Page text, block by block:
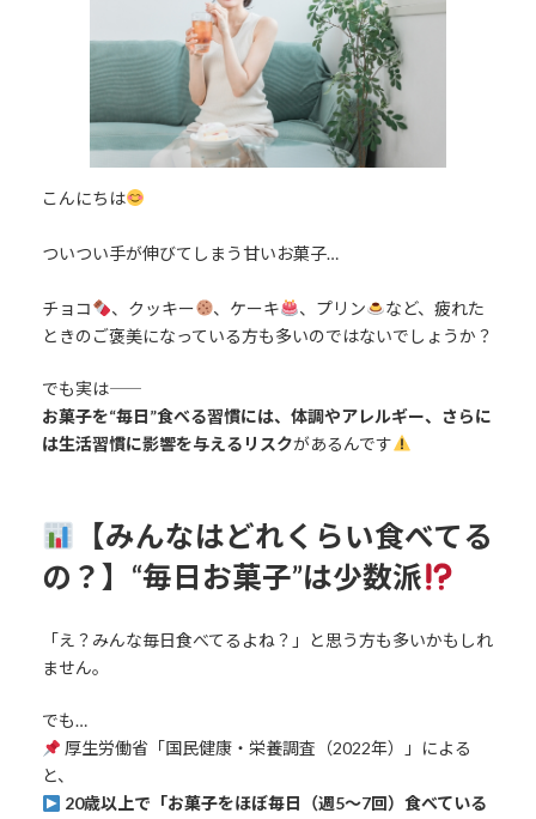
:
こんにちは
ついつい手が伸びてしまう甘いお菓子…
チョコ 、クッキー 、ケーキ 、プリン
など、疲れた
ときのご褒美になっている方も多いのではないでしょうか？
でも実は――
お菓子を“毎日”食べる習慣には、体調やアレルギー、さらに
は生活習慣に影響を与えるリスクがあるんです
【みんなはどれくらい食べてる
の？】“毎日お菓子”は少数派
「え？みんな毎日食べてるよね？」と思う方も多いかもしれ
ません。
でも…
厚生労働省「国民健康・栄養調査（2022年）」による
と、
20歳以上で「お菓子をほぼ毎日（週5〜7回）食べている